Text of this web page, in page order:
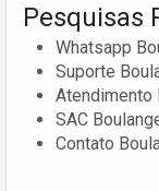
Pesquisas
Whatsapp
Suporte
Atendimento
SAC
Contato